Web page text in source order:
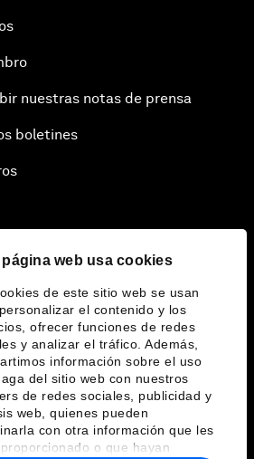
página web usa cookies
de este sitio web se usan
el contenido y los
ofrecer funciones de redes
y analizar el tráfico. Además,
información sobre el uso
del sitio web con nuestros
de redes sociales, publicidad y
web, quienes pueden
con otra información que les
o que hayan
nuestras notas de prensa
boletines
Foro
idiomas